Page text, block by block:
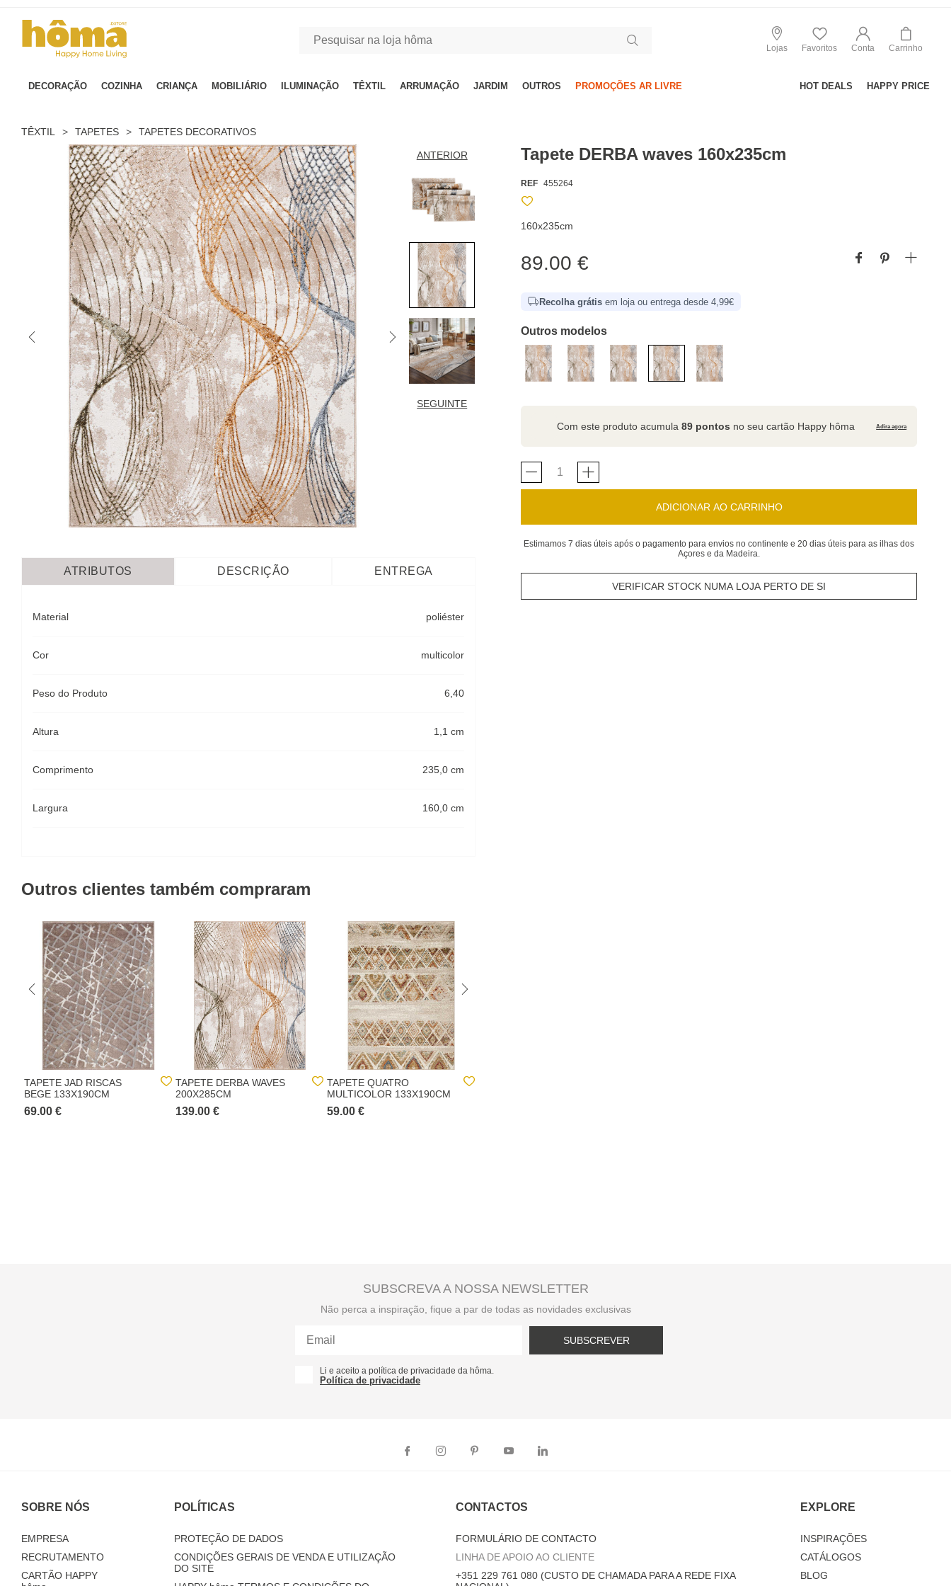
Lojas Favoritos Conta Carrinho
DECORAÇÃO COZINHA CRIANÇA MOBILIÁRIO ILUMINAÇÃO TÊXTIL ARRUMAÇÃO JARDIM OUTROS PROMOÇÕES AR LIVRE HOT DEALS HAPPY PRICE
TÊXTIL > TAPETES > TAPETES DECORATIVOS
ANTERIOR
SEGUINTE
Tapete DERBA waves 160x235cm
REF 455264
160x235cm
89.00 €
Recolha grátis em loja ou entrega desde 4,99€
Outros modelos
Com este produto acumula89 pontos no seu cartão Happy hôma Adira agora
ADICIONAR AO CARRINHO
Estimamos 7 dias úteis após o pagamento para envios no continente e 20 dias úteis para as ilhas dos
Açores e da Madeira.
VERIFICAR STOCK NUMA LOJA PERTO DE SI
ATRIBUTOS DESCRIÇÃO ENTREGA
Material poliéster
Cor multicolor
Peso do Produto 6,40
Altura 1,1 cm
Comprimento 235,0 cm
Largura 160,0 cm
Outros clientes também compraram
TAPETE JAD RISCAS
BEGE 133X190CM
69.00 €
TAPETE DERBA WAVES
200X285CM
139.00 €
TAPETE QUATRO
MULTICOLOR 133X190CM
59.00 €
SUBSCREVA A NOSSA NEWSLETTER
Não perca a inspiração, fique a par de todas as novidades exclusivas
SUBSCREVER
Li e aceito a política de privacidade da hôma.
Política de privacidade
SOBRE NÓS
EMPRESA
RECRUTAMENTO
CARTÃO HAPPY
POLÍTICAS
PROTEÇÃO DE DADOS
CONDIÇÕES GERAIS DE VENDA E UTILIZAÇÃO
DO SITE
CONTACTOS
FORMULÁRIO DE CONTACTO
LINHA DE APOIO AO CLIENTE
+351 229 761 080 (CUSTO DE CHAMADA PARA A REDE FIXA
EXPLORE
INSPIRAÇÕES
CATÁLOGOS
BLOG